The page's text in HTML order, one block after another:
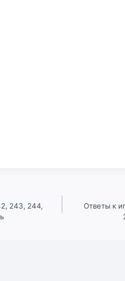
243, 244,
Ответы к